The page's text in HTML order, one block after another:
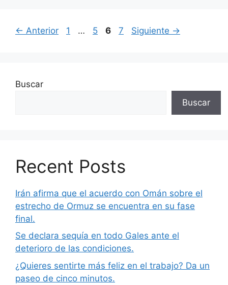
← Anterior Página
1 … Página
5 Página
6 Página
7 Siguiente →
Buscar
Buscar
Recent Posts
Irán afirma que el acuerdo con Omán sobre el
estrecho de Ormuz se encuentra en su fase
final.
Se declara sequía en todo Gales ante el
deterioro de las condiciones.
¿Quieres sentirte más feliz en el trabajo? Da un
paseo de cinco minutos.